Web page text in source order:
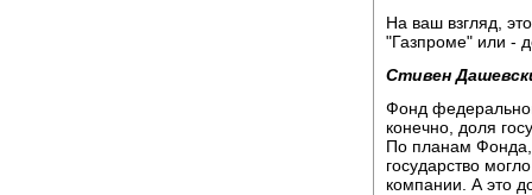
На ваш взгляд,
"Газпроме" или -
Стивен
Фонд
конечно, доля
По планам Фонда,
государство
компании. А это